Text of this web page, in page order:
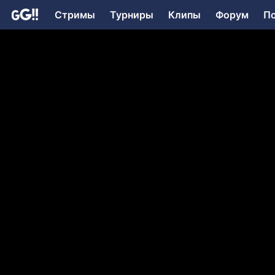
Стримы Турниры Клипы Форум